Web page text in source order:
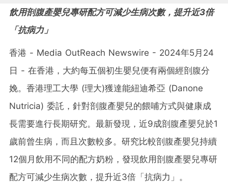
飲用剖腹產嬰兒專研配方可減少生病次數，提升近3倍
「抗病力」
香港 - Media OutReach Newswire - 2024年5月24
日 - 在香港，大約每五個初生嬰兒便有兩個經剖腹分
娩。香港理工大學 (理大)獲達能紐迪希亞 (Danone
Nutricia) 委託，針對剖腹產嬰兒的餵哺方式與健康成
長需要進行長期研究。最新發現，近9成剖腹產嬰兒於1
歲前曾生病，而且次數較多。研究比較剖腹產嬰兒持續
12個月飲用不同的配方奶粉，發現飲用剖腹產嬰兒專研
配方可減少生病次數，提升近3倍「抗病力」。